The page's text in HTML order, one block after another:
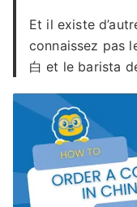
Et il existe
connaissez pas
白 et le barista